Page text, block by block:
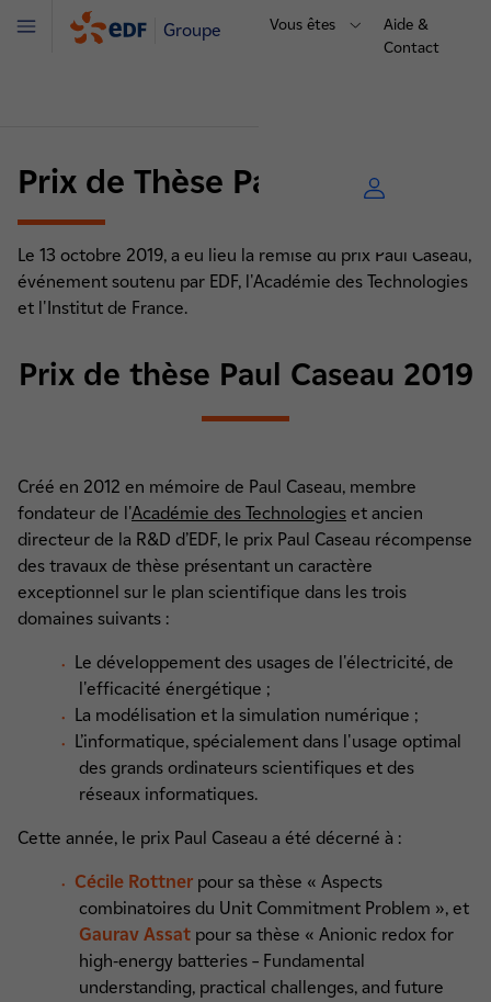
Groupe Vous êtes
Aide &
Contact
Menu
Prix de Thèse Paul Caseau
Le 13 octobre 2019, a eu lieu la remise du prix Paul Caseau,
événement soutenu par EDF, l'Académie des Technologies
et l'Institut de France.
Prix de thèse Paul Caseau 2019
Créé en 2012 en mémoire de Paul Caseau, membre
fondateur de l'Académie des Technologies et ancien
directeur de la R&D d’EDF, le prix Paul Caseau récompense
des travaux de thèse présentant un caractère
exceptionnel sur le plan scientifique dans les trois
domaines suivants :
Le développement des usages de l'électricité, de
l'efficacité énergétique ;
La modélisation et la simulation numérique ;
L’informatique, spécialement dans l'usage optimal
des grands ordinateurs scientifiques et des
réseaux informatiques.
Cette année, le prix Paul Caseau a été décerné à :
Cécile Rottner pour sa thèse « Aspects
combinatoires du Unit Commitment Problem », et
Gaurav Assat pour sa thèse « Anionic redox for
high-energy batteries – Fundamental
understanding, practical challenges, and future